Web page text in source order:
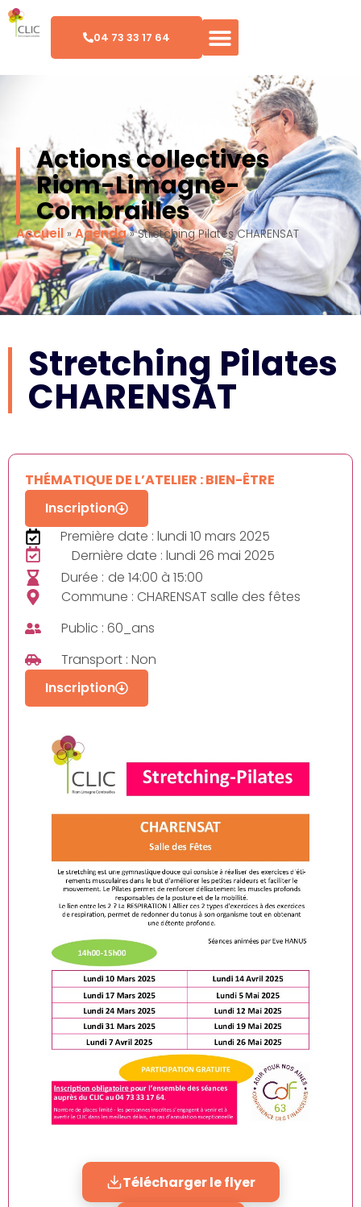
04 73 33 17 64
Actions collectives
Riom-Limagne-
Combrailles
Accueil»Agenda»Stretching Pilates CHARENSAT
Stretching Pilates
CHARENSAT
THÉMATIQUE DE L’ATELIER : BIEN-ÊTRE
Inscription
Première date : lundi 10 mars 2025
Dernière date : lundi 26 mai 2025
Durée : de 14:00 à 15:00
Commune : CHARENSAT salle des fêtes
Public : 60_ans
Transport : Non
Inscription
Télécharger le flyer